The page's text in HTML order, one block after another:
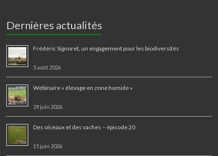
Dernières actualités
Frédéric Signoret, un engagement pour les biodiversités
5 août 2026
Webinaire « élevage en zone humide »
29 juin 2026
Des oiseaux et des vaches – épisode 20
15 juin 2026